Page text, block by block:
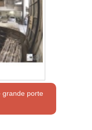
grande porte